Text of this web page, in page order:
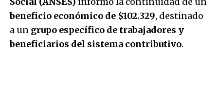
beneficio económico de $102.329, destinado
a un grupo específico de trabajadores y
beneficiarios del sistema contributivo.